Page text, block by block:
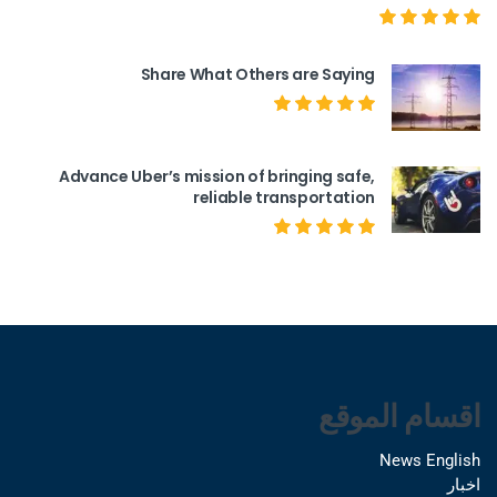
Share What Others are Saying
Advance Uber’s mission of bringing safe,
reliable transportation
اقسام الموقع
News English
اخبار